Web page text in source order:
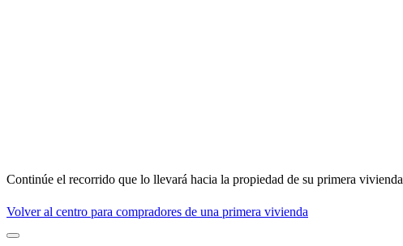
Continúe el recorrido que lo llevará hacia la propiedad de su primera vivienda
Volver al centro para compradores de una primera vivienda